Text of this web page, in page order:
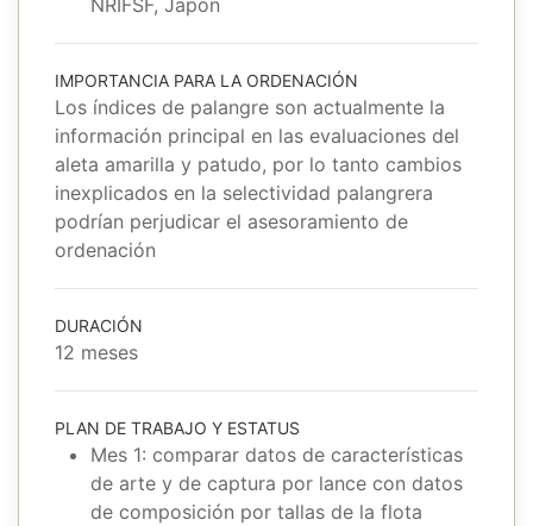
IMPORTANCIA PARA LA ORDENACIÓN
Los índices de palangre son actualmente la
información principal en las evaluaciones del
aleta amarilla y patudo, por lo tanto cambios
inexplicados en la selectividad palangrera
podrían perjudicar el asesoramiento de
ordenación
DURACIÓN
12 meses
PLAN DE TRABAJO Y ESTATUS
Mes 1: comparar datos de características
de arte y de captura por lance con datos
de composición por tallas de la flota